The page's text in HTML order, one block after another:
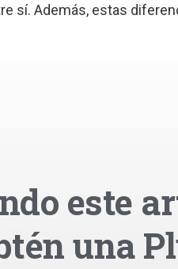
sí. Además, estas
este
una